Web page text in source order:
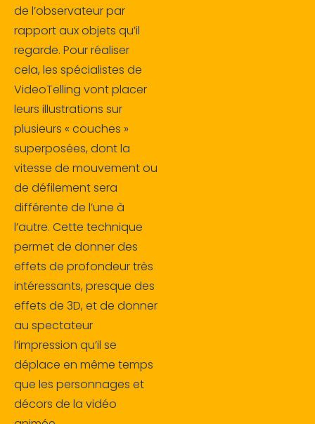
de l’observateur par
rapport aux objets qu’il
regarde. Pour réaliser
cela, les spécialistes de
VideoTelling vont placer
leurs illustrations sur
plusieurs « couches »
superposées, dont la
vitesse de mouvement ou
de défilement sera
différente de l’une à
l’autre. Cette technique
permet de donner des
effets de profondeur très
intéressants, presque des
effets de 3D, et de donner
au spectateur
l’impression qu’il se
déplace en même temps
que les personnages et
décors de la vidéo